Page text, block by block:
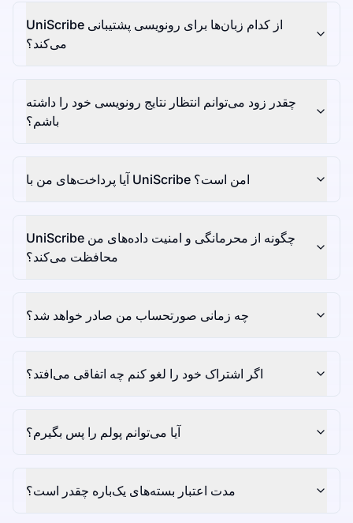
UniScribe از کدام زبان‌ها برای رونویسی پشتیبانی
می‌کند؟
چقدر زود می‌توانم انتظار نتایج رونویسی خود را داشته
باشم؟
آیا پرداخت‌های من با UniScribe امن است؟
UniScribe چگونه از محرمانگی و امنیت داده‌های من
محافظت می‌کند؟
چه زمانی صورتحساب من صادر خواهد شد؟
اگر اشتراک خود را لغو کنم چه اتفاقی می‌افتد؟
آیا می‌توانم پولم را پس بگیرم؟
مدت اعتبار بسته‌های یک‌باره چقدر است؟